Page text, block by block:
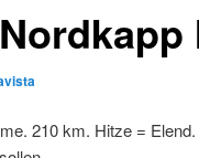
210 km. Hitze =